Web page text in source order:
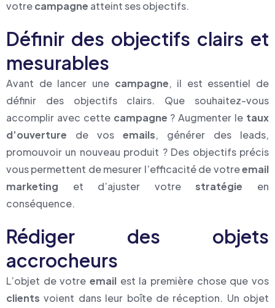
votrecampagne atteint ses objectifs.
Définir des objectifs clairs et
mesurables
Avant de lancer une campagne, il est essentiel de
définir des objectifs clairs. Que souhaitez-vous
accomplir avec cette campagne ? Augmenter le taux
d’ouverture de vos emails, générer des leads,
promouvoir un nouveau produit ? Des objectifs précis
vous permettent de mesurer l’efficacité de votreemail
marketing et d’ajuster votrestratégie en
conséquence.
Rédiger des objets
accrocheurs
L’objet de votre email est la première chose que vos
clients voient dans leur boîte de réception. Un objet